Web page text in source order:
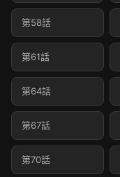
第58話
第61話
第64話
第67話
第70話